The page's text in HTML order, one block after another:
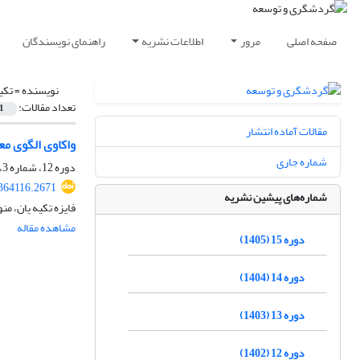
صفحه اصلی مرور اطلاعات نشریه راهنمای نویسندگان
نویسنده =
تعداد مقالات: 1
واکاوی
دوره 12، شماره 3، پاییز 1402، صفحه
فایزه تکیه یان،
مشاهده مقاله
مقالات آماده انتشار
شماره جاری
شماره‌های پیشین نشریه
دوره 15 (1405)
دوره 14 (1404)
دوره 13 (1403)
دوره 12 (1402)